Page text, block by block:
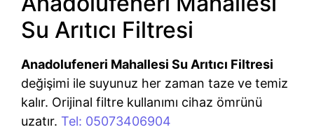
Su Arıtıcı Filtresi
Anadolufeneri Mahallesi Su Arıtıcı Filtresi
değişimi ile suyunuz her zaman taze ve temiz
kalır. Orijinal filtre kullanımı cihaz ömrünü
uzatır. Tel: 05073406904